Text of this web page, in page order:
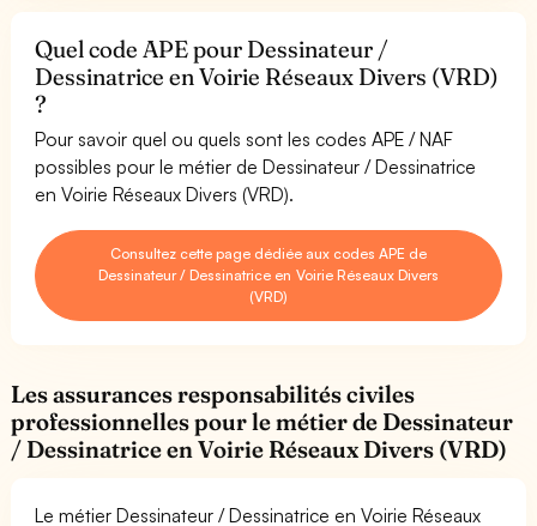
Quel code APE pour Dessinateur /
Dessinatrice en Voirie Réseaux Divers (VRD)
?
Pour savoir quel ou quels sont les codes APE / NAF
possibles pour le métier de Dessinateur / Dessinatrice
en Voirie Réseaux Divers (VRD).
Consultez cette page dédiée aux codes APE de
Dessinateur / Dessinatrice en Voirie Réseaux Divers
(VRD)
Les assurances responsabilités civiles
professionnelles pour le métier de Dessinateur
/ Dessinatrice en Voirie Réseaux Divers (VRD)
Le métier Dessinateur / Dessinatrice en Voirie Réseaux